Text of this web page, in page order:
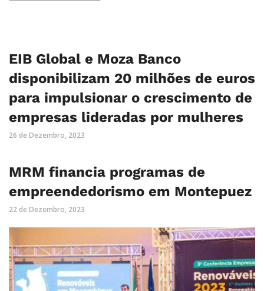
EIB Global e Moza Banco
disponibilizam 20 milhões de euros
para impulsionar o crescimento de
empresas lideradas por mulheres
26 de Dezembro, 2023
MRM financia programas de
empreendedorismo em Montepuez
22 de Dezembro, 2023